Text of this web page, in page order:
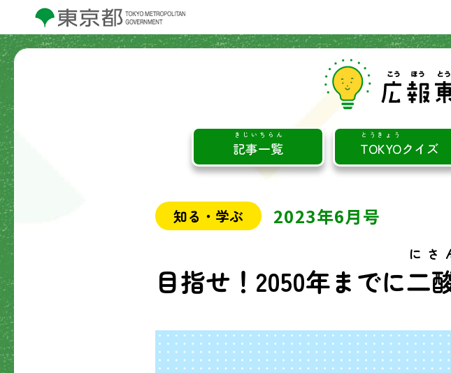
記事一覧
きじいちらん
TOKYO
とうきょう
クイズ
知る・学ぶ 2023年6月号
目指せ！2050年までに二
にさ